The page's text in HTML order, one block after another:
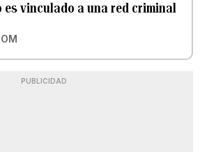
es vinculado a una red criminal
PUBLICIDAD